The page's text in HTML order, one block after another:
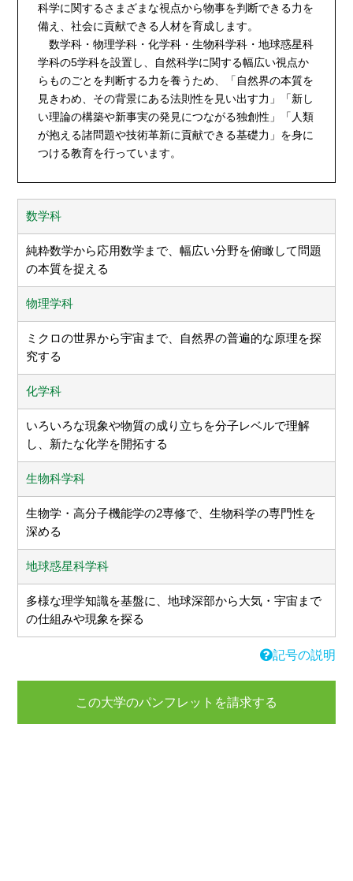
科学に関するさまざまな視点から物事を判断できる力を
備え、社会に貢献できる人材を育成します。
数学科・物理学科・化学科・生物科学科・地球惑星科
学科の5学科を設置し、自然科学に関する幅広い視点か
らものごとを判断する力を養うため、「自然界の本質を
見きわめ、その背景にある法則性を見い出す力」「新し
い理論の構築や新事実の発見につながる独創性」「人類
が抱える諸問題や技術革新に貢献できる基礎力」を身に
つける教育を行っています。
数学科
純粋数学から応用数学まで、幅広い分野を俯瞰して問題
の本質を捉える
物理学科
ミクロの世界から宇宙まで、自然界の普遍的な原理を探
究する
化学科
いろいろな現象や物質の成り立ちを分子レベルで理解
し、新たな化学を開拓する
生物科学科
生物学・高分子機能学の2専修で、生物科学の専門性を
深める
地球惑星科学科
多様な理学知識を基盤に、地球深部から大気・宇宙まで
の仕組みや現象を探る
記号の説明
この大学のパンフレットを請求する